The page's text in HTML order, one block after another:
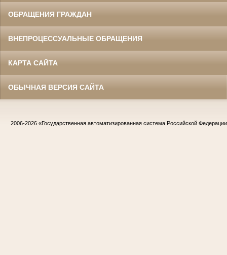
ОБРАЩЕНИЯ ГРАЖДАН
ВНЕПРОЦЕССУАЛЬНЫЕ ОБРАЩЕНИЯ
КАРТА САЙТА
ОБЫЧНАЯ ВЕРСИЯ САЙТА
2006-2026 «Государственная автоматизированная система Российской